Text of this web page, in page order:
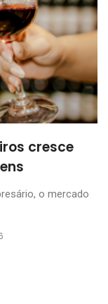
cresce
o mercado